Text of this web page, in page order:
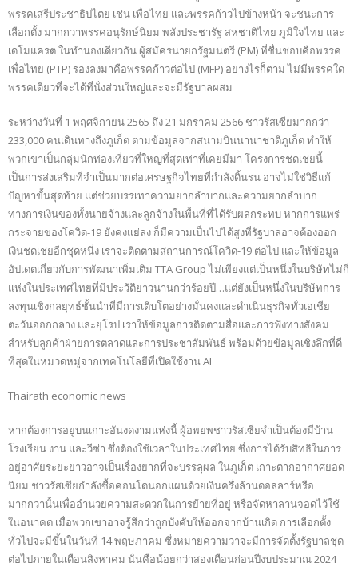
พรรคเสรีประชาธิปไตย เช่น เพื่อไทย และพรรคก้าวไปข้างหน้า จะชนะการ
เลือกตั้ง มากกว่าพรรคอนุรักษ์นิยม พลังประชารัฐ สหชาติไทย ภูมิใจไทย และ
เดโมแครต ในทำนองเดียวกัน ผู้สมัครนายกรัฐมนตรี (PM) ที่ชื่นชอบคือพรรค
เพื่อไทย (PTP) รองลงมาคือพรรคก้าวต่อไป (MFP) อย่างไรก็ตาม ไม่มีพรรคใด
พรรคเดียวที่จะได้ที่นั่งส่วนใหญ่และจะมีรัฐบาลผสม
ระหว่างวันที่ 1 พฤศจิกายน 2565 ถึง 21 มกราคม 2566 ชาวรัสเซียมากกว่า
233,000 คนเดินทางถึงภูเก็ต ตามข้อมูลจากสนามบินนานาชาติภูเก็ต ทำให้
พวกเขาเป็นกลุ่มนักท่องเที่ยวที่ใหญ่ที่สุดเท่าที่เคยมีมา โครงการชดเชยนี้
เป็นการส่งเสริมที่จำเป็นมากต่อเศรษฐกิจไทยที่กำลังดิ้นรน อาจไม่ใช่วิธีแก้
ปัญหาขั้นสุดท้าย แต่ช่วยบรรเทาความยากลำบากและความยากลำบาก
ทางการเงินของทั้งนายจ้างและลูกจ้างในพื้นที่ที่ได้รับผลกระทบ หากการแพร่
กระจายของโควิด-19 ยังคงแย่ลง ก็มีความเป็นไปได้สูงที่รัฐบาลอาจต้องออก
เงินชดเชยอีกชุดหนึ่ง เราจะติดตามสถานการณ์โควิด-19 ต่อไป และให้ข้อมูล
อัปเดตเกี่ยวกับการพัฒนาเพิ่มเติม TTA Group ไม่เพียงแต่เป็นหนึ่งในบริษัทไม่กี่
แห่งในประเทศไทยที่มีประวัติยาวนานกว่าร้อยปี…แต่ยังเป็นหนึ่งในบริษัทการ
ลงทุนเชิงกลยุทธ์ชั้นนำที่มีการเติบโตอย่างมั่นคงและดำเนินธุรกิจทั่วเอเชีย
ตะวันออกกลาง และยุโรป เราให้ข้อมูลการติดตามสื่อและการฟังทางสังคม
สำหรับลูกค้าฝ่ายการตลาดและการประชาสัมพันธ์ พร้อมด้วยข้อมูลเชิงลึกที่ดี
ที่สุดในหมวดหมู่จากเทคโนโลยีที่เปิดใช้งาน AI
Thairath economic news
หากต้องการอยู่บนเกาะอันงดงามแห่งนี้ ผู้อพยพชาวรัสเซียจำเป็นต้องมีบ้าน
โรงเรียน งาน และวีซ่า ซึ่งต้องใช้เวลาในประเทศไทย ซึ่งการได้รับสิทธิในการ
อยู่อาศัยระยะยาวอาจเป็นเรื่องยากที่จะบรรลุผล ในภูเก็ต เกาะตากอากาศยอด
นิยม ชาวรัสเซียกำลังซื้อคอนโดนอกแผนด้วยเงินครึ่งล้านดอลลาร์หรือ
มากกว่านั้นเพื่ออำนวยความสะดวกในการย้ายที่อยู่ หรือจัดหาลานจอดไว้ใช้
ในอนาคต เมื่อพวกเขาอาจรู้สึกว่าถูกบังคับให้ออกจากบ้านเกิด การเลือกตั้ง
ทั่วไปจะมีขึ้นในวันที่ 14 พฤษภาคม ซึ่งหมายความว่าจะมีการจัดตั้งรัฐบาลชุด
ต่อไปภายในเดือนสิงหาคม นั่นคือน้อยกว่าสองเดือนก่อนปีงบประมาณ 2024